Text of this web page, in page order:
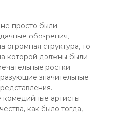
просто были
обозрения,
огромная структура, то
которой должны были
ростки
значительные
комедийные артисты
как было тогда,